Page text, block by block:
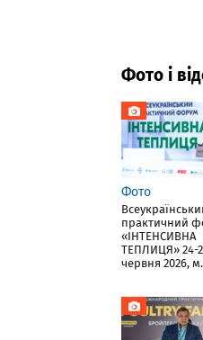
Фото і
Фото
практичний
«ІНТЕНСИВНА
ТЕПЛИЦЯ» 24-
червня 2026,